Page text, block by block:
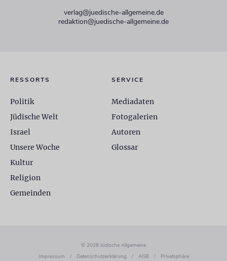
verlag@juedische-allgemeine.de
redaktion@juedische-allgemeine.de
RESSORTS
Politik
Jüdische Welt
Israel
Unsere Woche
Kultur
Religion
Gemeinden
SERVICE
Mediadaten
Fotogalerien
Autoren
Glossar
© 2026 Jüdische Allgemeine
Impressum
/ Datenschutzerklärung / AGB / Privatsphäre